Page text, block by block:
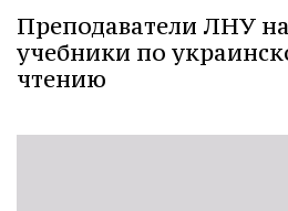
Преподаватели ЛНУ
учебники по
чтению